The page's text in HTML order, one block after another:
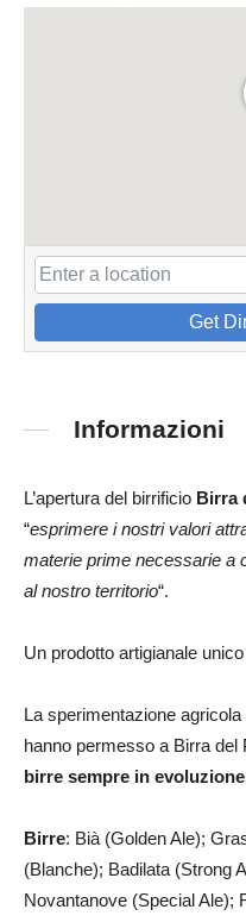
Get
Informazioni
L’apertura del birrificio Birra
“esprimere i nostri valori
materie prime necessarie a
al nostro territorio“.
Un prodotto artigianale
La sperimentazione
hanno permesso a Birra del
birre sempre in evoluzione
Birre: Bià (Golden Ale);
(Blanche); Badilata (Strong
Novantanove (Special Ale);